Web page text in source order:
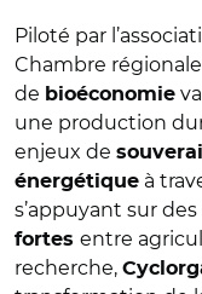
Piloté par
Chambre
de bioéconomie
une production
enjeux de
énergétique à
s’appuyant sur des
fortes entre
recherche,